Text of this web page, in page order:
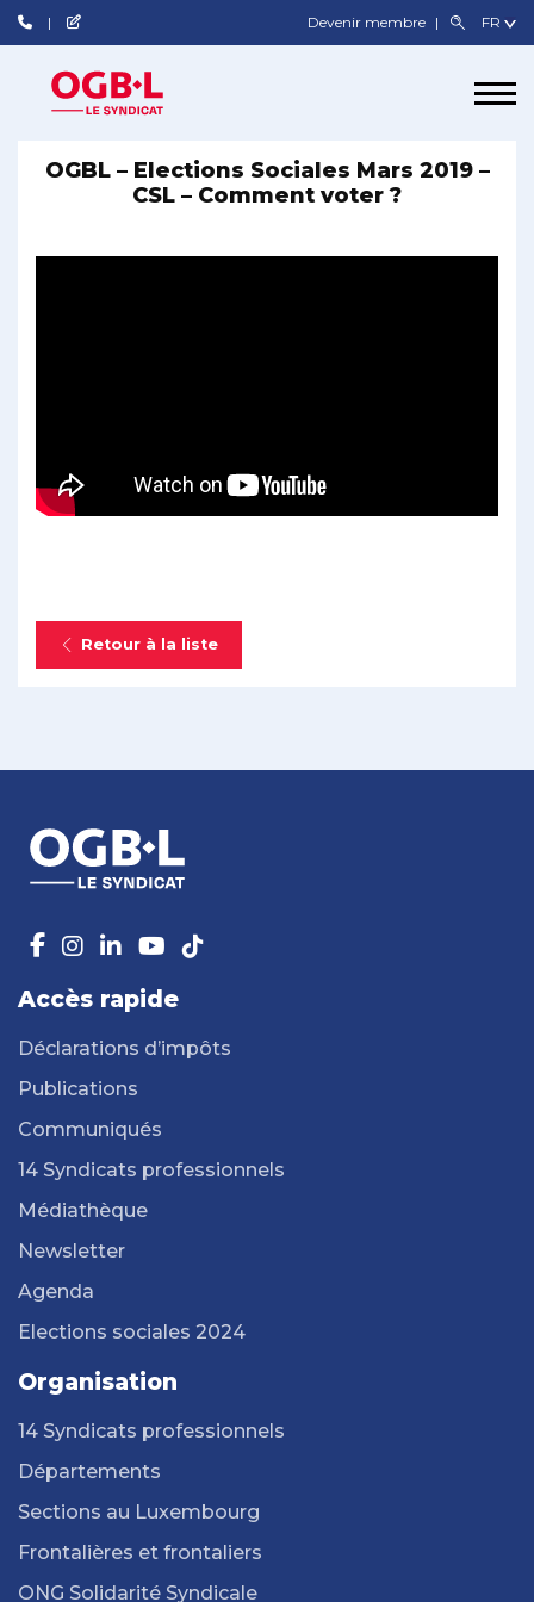
Devenir membre
OGBL – Elections Sociales Mars 2019 –
CSL – Comment voter ?
Retour à la liste
Accès rapide
Déclarations d’impôts
Publications
Communiqués
14 Syndicats professionnels
Médiathèque
Newsletter
Agenda
Elections sociales 2024
Organisation
14 Syndicats professionnels
Départements
Sections au Luxembourg
Frontalières et frontaliers
ONG Solidarité Syndicale